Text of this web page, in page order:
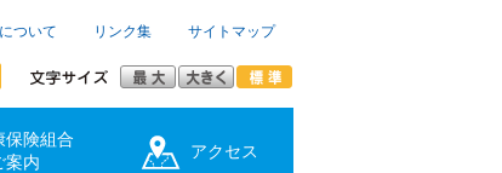
ついて リンク集 サイトマップ
保険組合
案内
アクセス